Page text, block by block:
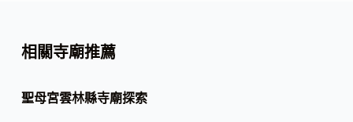
相關寺廟推薦
聖母宮雲林縣寺廟探索